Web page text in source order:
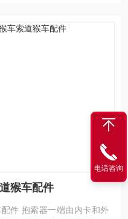
猴车配件
电话咨询